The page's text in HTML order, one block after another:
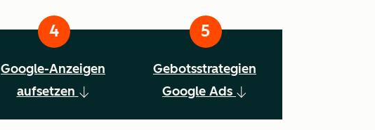
Google-Anzeigen
aufsetzen
Gebotsstrategien
Google Ads